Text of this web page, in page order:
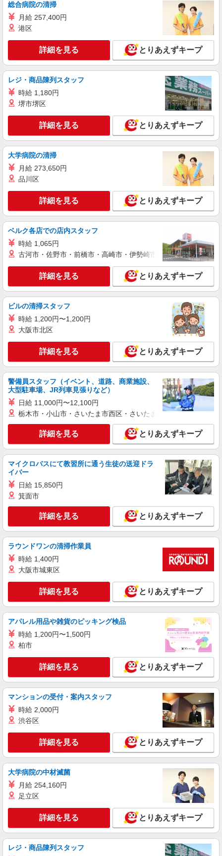
月3日まで年末年始手当有（時給アップ）
びっくりドンキー 上福岡店 埼玉県ふじみ野
詳細を見る
株式会社ニューフジフーズサービス
調理スタッフ
キープ 詳細を見る
アルバイト パート
株式会社ニューフジフーズサービス
セントラルキッチンで盛付・仕込みスタッフ
埼玉県ふじみ野市亀久保1140
キープ 詳細を見る
アルバイト パート
株式会社ニューフジフーズサービス
時給 1,200円
ホンダ学園 大井寮 埼玉県ふじみ野市鶴ヶ岡4-
13-27
キープ 詳細を見る
株式会社ニューフジフーズサービス
一般事務スタッフ（データ入力・電話対応）
時給1,150円
埼玉県ふじみ野市亀久保1140
キープ 詳細を見る
パート
調理補助、盛付け
・平日・土曜：時給1,150円〜 ・日曜・祝日：
埼玉県富士見市羽沢2-12-20 ※車通勤OK
詳細を見る
正社員
和食大穀
月給241,000円〜320,000円 ●年収例： [20歳の
年収339万円 [25歳の方]月給26万円※残業代30h含
む＋賞与50万円 年収362万円 [30歳の方]月給30
万円※残業代30h含む＋賞与60万円 年収444万円
慮
上福岡店 埼玉県ふじみ野市上福岡5－9－17 ※
埼玉県内各店舗に異動の可能性有
キープ 詳細を見る
アルバイト パート
大穀ケータリング事業部
斎場や聖苑までの配膳スタッフ
平日／時給1,300円 日祝／時給1,400円 配送も
できる方は時給が＋100円です。 昇給あり！ 成長
や頑張りで昇給実績ございます。
埼玉県富士見市羽沢２-１２-２０
詳細を見る
パート
斎場や聖苑までの配送・配膳スタッフ
平日／時給1,400円 日祝／時給1,500円 昇給あ
り！ 成長や頑張りで昇給実績ございます。
キープ 詳細を見る
アルバイト パート
大穀 しょうざん上福岡店
総合病院の清掃
月給 257,400円
港区
詳細を見る とりあえずキープ
レジ・商品陳列スタッフ
時給 1,180円
堺市堺区
詳細を見る とりあえずキープ
大学病院の清掃
月給 273,650円
品川区
詳細を見る とりあえずキープ
ベルク各店での店内スタッフ
時給 1,065円
古河市・佐野市・前橋市・高崎市・伊勢崎市・太田市・館林市
詳細を見る とりあえずキープ
ビルの清掃スタッフ
時給 1,200円〜1,200円
大阪市北区
詳細を見る とりあえずキープ
警備員スタッフ（イベント、道路、商業施設、
大型駐車場、JR列車見張りなど）
日給 11,000円〜12,100円
栃木市・小山市・さいたま市西区・さいたま市岩槻区・久喜市・
詳細を見る とりあえずキープ
マイクロバスにて教習所に通う生徒の送迎ドラ
イバー
日給 15,850円
箕面市
詳細を見る とりあえずキープ
ラウンドワンの清掃作業員
時給 1,400円
大阪市城東区
詳細を見る とりあえずキープ
アパレル用品や雑貨のピッキング検品
時給 1,200円〜1,500円
柏市
詳細を見る とりあえずキープ
マンションの受付・案内スタッフ
時給 2,000円
渋谷区
詳細を見る とりあえずキープ
大学病院の中材滅菌
月給 254,160円
足立区
詳細を見る とりあえずキープ
レジ・商品陳列スタッフ